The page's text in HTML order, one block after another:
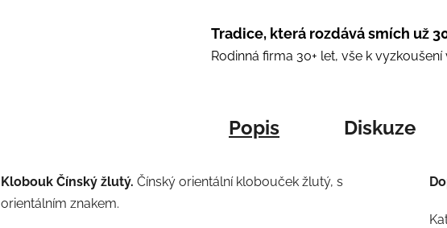
Tradice, která rozdává smích už
Rodinná firma 30+ let, vše k
Popis Diskuze
Klobouk Čínský žlutý. Čínský orientální klobouček žlutý, s
orientálním znakem.